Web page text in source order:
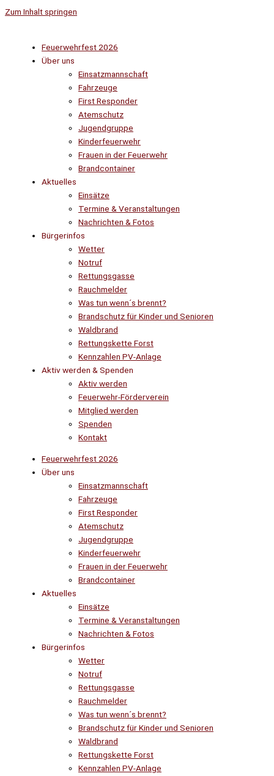
Zum Inhalt springen
Feuerwehrfest 2026
Über uns
Einsatzmannschaft
Fahrzeuge
First Responder
Atemschutz
Jugendgruppe
Kinderfeuerwehr
Frauen in der Feuerwehr
Brandcontainer
Aktuelles
Einsätze
Termine & Veranstaltungen
Nachrichten & Fotos
Bürgerinfos
Wetter
Notruf
Rettungsgasse
Rauchmelder
Was tun wenn´s brennt?
Brandschutz für Kinder und Senioren
Waldbrand
Rettungskette Forst
Kennzahlen PV-Anlage
Aktiv werden & Spenden
Aktiv werden
Feuerwehr-Förderverein
Mitglied werden
Spenden
Kontakt
Feuerwehrfest 2026
Über uns
Einsatzmannschaft
Fahrzeuge
First Responder
Atemschutz
Jugendgruppe
Kinderfeuerwehr
Frauen in der Feuerwehr
Brandcontainer
Aktuelles
Einsätze
Termine & Veranstaltungen
Nachrichten & Fotos
Bürgerinfos
Wetter
Notruf
Rettungsgasse
Rauchmelder
Was tun wenn´s brennt?
Brandschutz für Kinder und Senioren
Waldbrand
Rettungskette Forst
Kennzahlen PV-Anlage